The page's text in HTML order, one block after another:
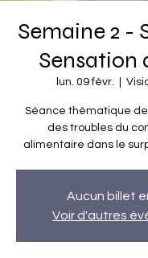
Semaine 2 -
Sensation
lun. 09 févr.
Séance thématique
des troubles du
alimentaire dans le
Aucun billet
Voir d'autres